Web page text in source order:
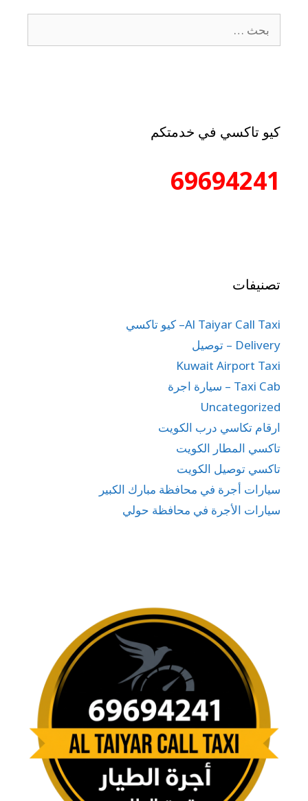
كيو تاكسي في خدمتكم
69694241
تصنيفات
Al Taiyar Call Taxi– كيو تاكسي
Delivery – توصيل
Kuwait Airport Taxi
Taxi Cab – سيارة اجرة
Uncategorized
ارقام تكاسي درب الكويت
تاكسي المطار الكويت
تاكسي توصيل الكويت
سيارات أجرة في محافظة مبارك الكبير
سيارات الأجرة في محافظة حولي